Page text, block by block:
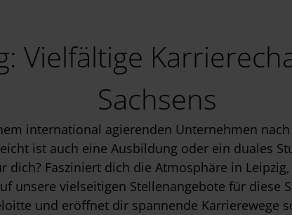
Vielfältige
Sachsens
international agierenden Unternehmen
ist auch eine Ausbildung oder ein duales
dich? Fasziniert dich die Atmosphäre in
unsere vielseitigen Stellenangebote für diese
und eröffnet dir spannende Karrierewege